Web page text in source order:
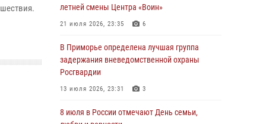
В День Крещения Руси в Князь-
Владимирском храме – Главном храме
с крестным ходом
28 июля 2026, 10:29 3
Росгвардейцы в Приморье приняли участие в
28 июля 2026, 05:39 3
летней смены Центра «Воин»
21 июля 2026, 23:35 6
В Приморье определена лучшая группа
задержания вневедомственной охраны
Росгвардии
13 июля 2026, 23:31 3
8 июля в России отмечают День семьи,